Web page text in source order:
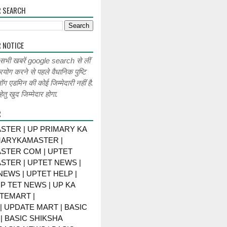
सभी खबरें google search से लीं
करने से पहले वैधानिक पुष्टि
की कोई जिम्मेदारी नहीं है.
खुद जिम्मेदार होगा.
| UP PRIMARY KA
|
COM | UPTET
| UPTET NEWS |
| UPTET HELP |
TET NEWS | UP KA
|
UPDATE MART | BASIC
BASIC SHIKSHA